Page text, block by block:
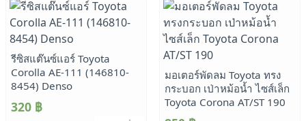
รีซิสแต๊นซ์แอร์ Toyota
Corolla AE-111 (146810-
8454) Denso
320 ฿
มอเตอร์พัดลม Toyota ทรง
กระบอก เป่าหม้อน้ำ ไซส์เล็ก
Toyota Corona AT/ST 190